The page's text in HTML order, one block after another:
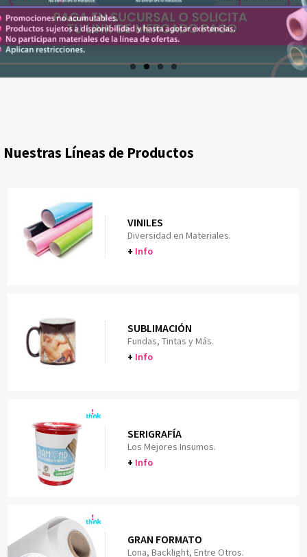
Nuestras Líneas de Productos
VINILES
Diversidad en Materiales.
+ Info
SUBLIMACIÓN
Fundas, Tintas y Más.
+ Info
SERIGRAFÍA
Los Mejores Insumos.
+ Info
GRAN FORMATO
Lona, Backlight, Entre Otros.